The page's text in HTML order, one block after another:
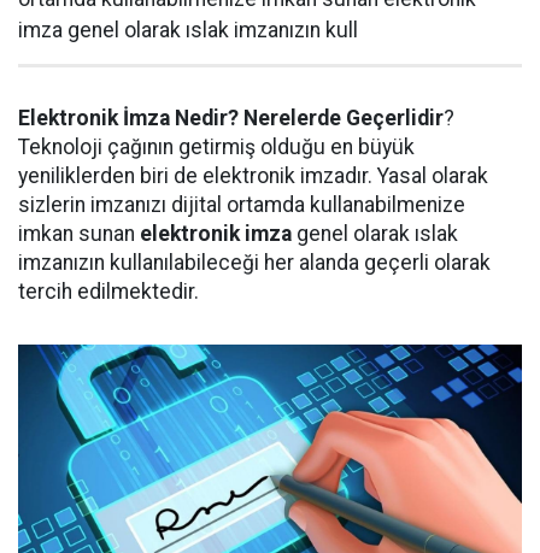
imza genel olarak ıslak imzanızın kull
Elektronik İmza Nedir? Nerelerde Geçerlidir?
Teknoloji çağının getirmiş olduğu en büyük
yeniliklerden biri de elektronik imzadır. Yasal olarak
sizlerin imzanızı dijital ortamda kullanabilmenize
imkan sunan elektronik imza genel olarak ıslak
imzanızın kullanılabileceği her alanda geçerli olarak
tercih edilmektedir.